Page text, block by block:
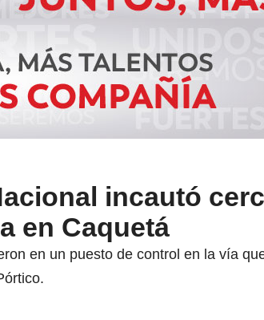
incautó
en Caquetá
en un puesto de control en la vía